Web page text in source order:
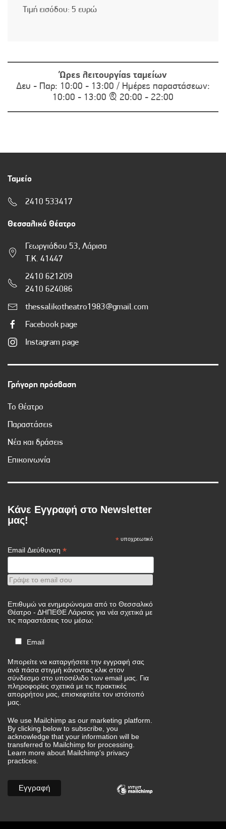
Τιμή εισόδου: 5 ευρώ
Ώρες λειτουργίας ταμείων
Δευ - Παρ: 10:00 - 13:00 / Ημέρες παραστάσεων:
10:00 - 13:00 & 20:00 - 22:00
Ταμείο
2410 533417
Θεσσαλικό Θέατρο
Γεωργιάδου 53, Λάρισα
Τ.Κ. 41447
2410 621209
2410 624086
thessalikotheatro1983@gmail.com
Facebook page
Instagram page
Γρήγορη πρόσβαση
Το Θέατρο
Παραστάσεις
Νέα και δράσεις
Επικοινωνία
Κάνε Εγγραφή στο Newsletter
μας!
* υποχρεωτικό
Email Διεύθυνση *
Γράψε το email σου
Επιθυμώ να ενημερώνομαι από το Θεσσαλικό
Θέατρο - ΔΗΠΕΘΕ Λάρισας για νέα σχετικά με
τις παραστάσεις του μέσω:
Email
Μπορείτε να καταργήσετε την εγγραφή σας
ανά πάσα στιγμή κάνοντας κλικ στον
σύνδεσμο στο υποσέλιδο των email μας. Για
πληροφορίες σχετικά με τις πρακτικές
απορρήτου μας, επισκεφτείτε τον ιστότοπό
μας.
We use Mailchimp as our marketing platform.
By clicking below to subscribe, you
acknowledge that your information will be
transferred to Mailchimp for processing.
Learn more about Mailchimp's privacy
practices.